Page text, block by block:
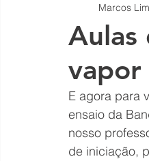
Aulas
vapor
Marcos
E agora para
ensaio da
nosso
de iniciação,